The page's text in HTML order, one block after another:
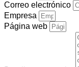
Correo electrónico
Empresa
Página web